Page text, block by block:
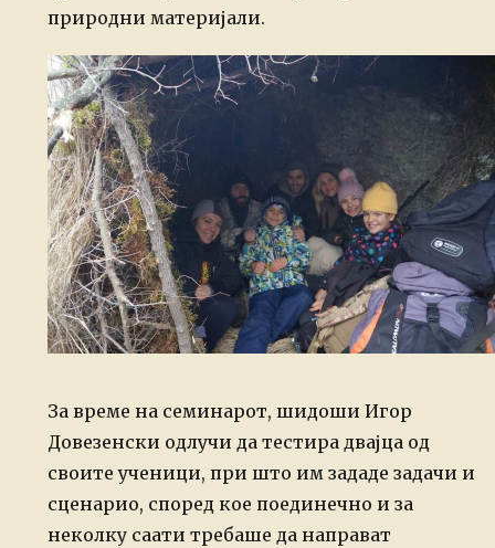
природни материјали.
За време на семинарот, шидоши Игор
Довезенски одлучи да тестира двајца од
своите ученици, при што им зададе задачи и
сценарио, според кое поединечно и за
неколку саати требаше да направат